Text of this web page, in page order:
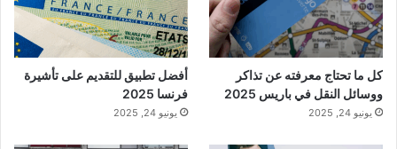
كل ما تحتاج معرفته عن تذاكر
ووسائل النقل في باريس 2025
يونيو 24, 2025
أفضل تطبيق للتقديم على تأشيرة
فرنسا 2025
يونيو 24, 2025